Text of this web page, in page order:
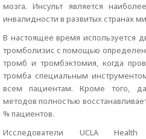
мозга. Инсульт является
инвалидности в развитых странах
В настоящее время используется
тромболизис с помощью
тромб и тромбэктомия, когда
тромба специальным
всем пациентам. Кроме того,
методов полностью
% пациентов.
Исследователи UCLA Health